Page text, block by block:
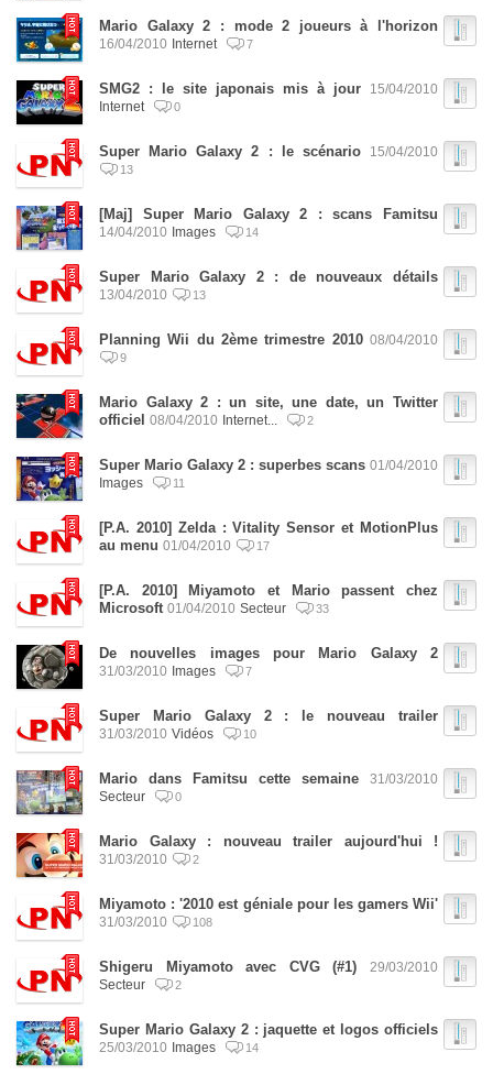
Mario Galaxy 2 : mode 2 joueurs à l'horizon
16/04/2010 Internet 7
SMG2 : le site japonais mis à jour
15/04/2010
Internet
0
Super Mario Galaxy 2 : le scénario 15/04/2010
13
[Maj] Super Mario Galaxy 2 : scans Famitsu
14/04/2010 Images 14
Super Mario Galaxy 2 : de nouveaux détails
13/04/2010 13
Planning Wii du 2ème trimestre 2010 08/04/2010
9
Mario Galaxy 2 : un site, une date, un Twitter
officiel
08/04/2010 Internet... 2
Super Mario Galaxy 2 : superbes scans 01/04/2010
Images
11
[P.A. 2010] Zelda : Vitality Sensor et MotionPlus
au menu 01/04/2010 17
[P.A. 2010] Miyamoto et Mario passent chez
Microsoft 01/04/2010 Secteur 33
De nouvelles images pour Mario Galaxy 2
31/03/2010 Images 7
Super Mario Galaxy 2 : le nouveau trailer
31/03/2010 Vidéos 10
Mario dans Famitsu cette semaine
31/03/2010
Secteur
0
Mario Galaxy : nouveau trailer aujourd'hui !
31/03/2010 2
Miyamoto : '2010 est géniale pour les gamers Wii'
31/03/2010 108
Shigeru Miyamoto avec CVG (#1)
29/03/2010
Secteur
2
Super Mario Galaxy 2 : jaquette et logos officiels
25/03/2010 Images 14